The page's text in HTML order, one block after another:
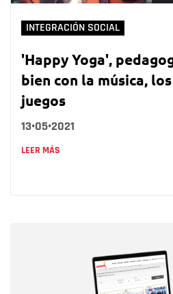
INTEGRACIÓN SOCIAL
'Happy Yoga',
bien con la música,
juegos
13•05•2021
LEER MÁS
Correo electrónico